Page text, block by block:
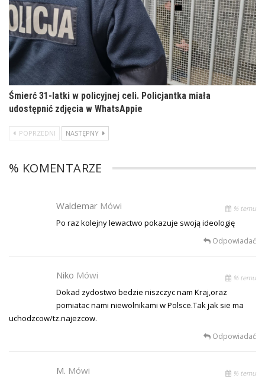
Śmierć 31-latki w policyjnej celi. Policjantka miała
udostępnić zdjęcia w WhatsAppie
POPRZEDNI NASTĘPNY
% KOMENTARZE
Waldemar Mówi % temu
Po raz kolejny lewactwo pokazuje swoją ideologię
Odpowiadać
Niko Mówi % temu
Dokad zydostwo bedzie niszczyc nam Kraj,oraz
pomiatac nami niewolnikami w Polsce.Tak jak sie ma
uchodzcow/tz.najezcow.
Odpowiadać
M. Mówi % temu